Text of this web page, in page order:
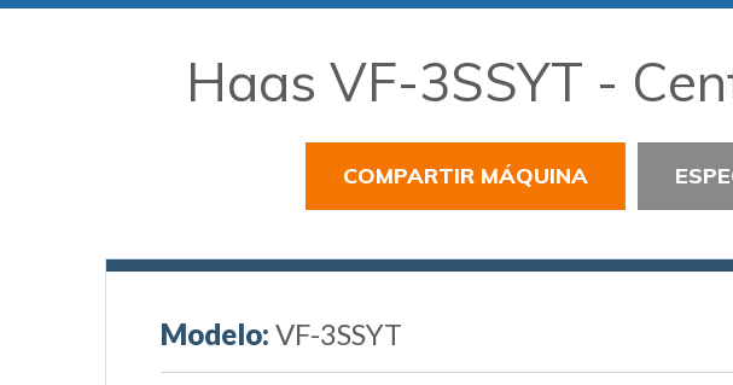
Haas VF-3SSYT -
COMPARTIR MÁQUINA
Modelo: VF-3SSYT